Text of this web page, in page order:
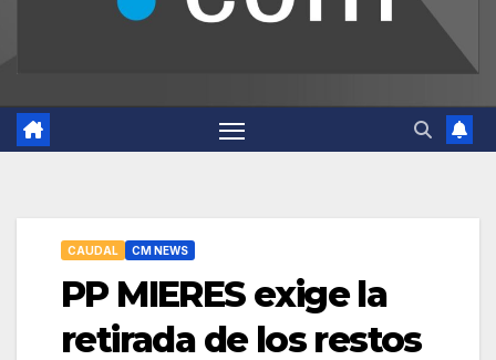
CAUDAL CM NEWS
PP MIERES exige la
retirada de los restos